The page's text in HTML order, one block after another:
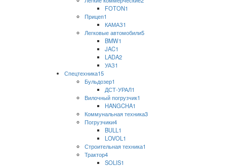
FOTON1
Прицеп1
КАМАЗ1
Легковые автомобили5
BMW1
JAC1
LADA2
УАЗ1
Спецтехника15
Бульдозер1
ДСТ-УРАЛ1
Вилочный погрузчик1
HANGCHA1
Коммунальная техника3
Погрузчики4
BULL1
LOVOL1
Строительная техника1
Трактор4
SOLIS1